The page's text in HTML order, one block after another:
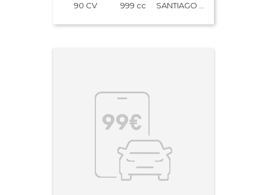
90 CV 999 cc SANTIAGO DE COMPOSTELA